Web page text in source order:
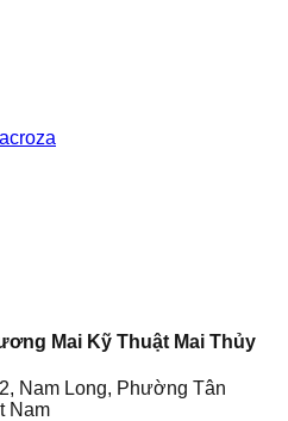
Mai Kỹ Thuật Mai Thủy
Nam Long, Phường Tân
Nam